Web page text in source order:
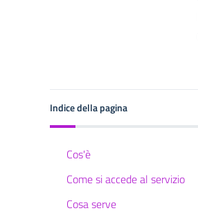
Indice della pagina
Cos'è
Come si accede al servizio
Cosa serve